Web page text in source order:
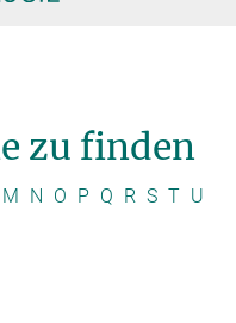
zu finden
M N O P Q R S T U